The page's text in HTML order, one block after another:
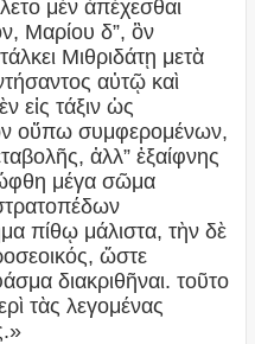
μὲν ἀπέχεσθαι
Μαρίου δ”, ὃν
Μιθριδάτῃ μετὰ
αὐτῷ καὶ
εἰς τάξιν ὡς
οὔπω συμφερομένων,
ἀλλ” ἐξαίφνης
μέγα σῶμα
πίθῳ μάλιστα, τὴν δὲ
ὥστε
διακριθῆναι. τοῦτο
τὰς λεγομένας